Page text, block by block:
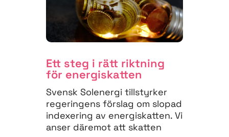
Ett steg i rätt riktning
för energiskatten
Svensk Solenergi tillstyrker
regeringens förslag om slopad
indexering av energiskatten. Vi
anser däremot att skatten